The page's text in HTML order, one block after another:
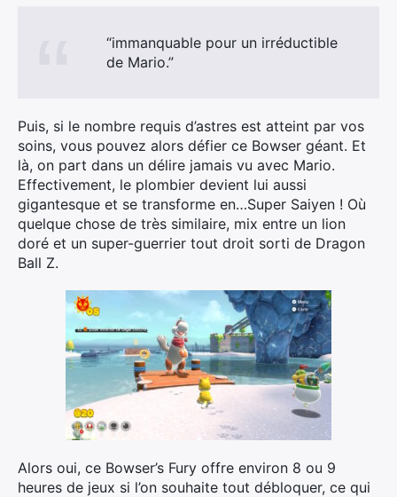
“immanquable pour un irréductible
de Mario.”
Puis, si le nombre requis d’astres est atteint par vos
soins, vous pouvez alors défier ce Bowser géant. Et
là, on part dans un délire jamais vu avec Mario.
Effectivement, le plombier devient lui aussi
gigantesque et se transforme en…Super Saiyen ! Où
quelque chose de très similaire, mix entre un lion
doré et un super-guerrier tout droit sorti de Dragon
Ball Z.
Alors oui, ce Bowser’s Fury offre environ 8 ou 9
heures de jeux si l’on souhaite tout débloquer, ce qui
Rechercher
: